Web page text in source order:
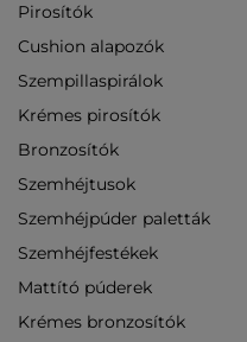
Pirosítók
Cushion alapozók
Szempillaspirálok
Krémes pirosítók
Bronzosítók
Szemhéjtusok
Szemhéjpúder paletták
Szemhéjfestékek
Mattító púderek
Krémes bronzosítók